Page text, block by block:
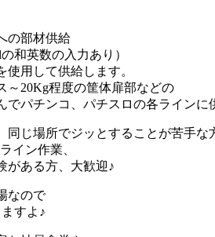
の部材供給
和英数の入力あり）
使用して供給します。
20Kg程度の筐体扉部などの
パチンコ、パチスロの各ラインに
同じ場所でジッとすることが苦手
イン作業、
がある方、大歓迎♪
なので
すよ♪